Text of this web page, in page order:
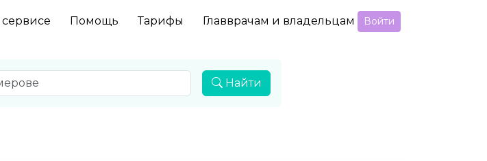
Помощь Тарифы Главврачам и владельцам Войти
Найти